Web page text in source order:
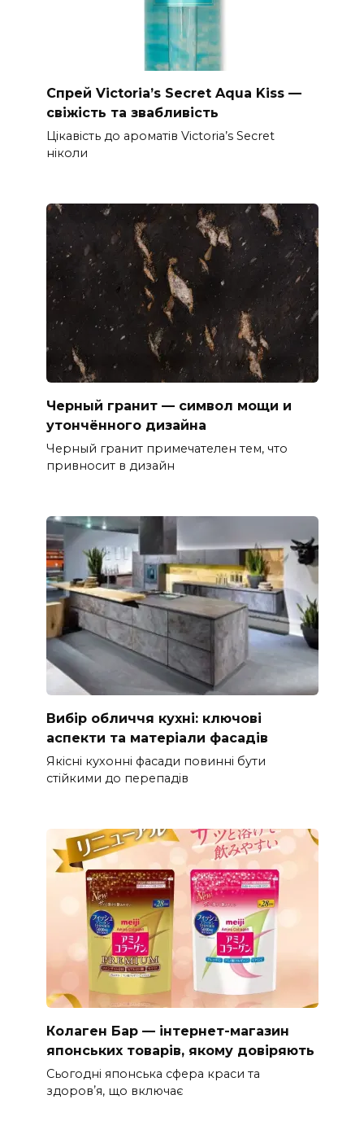
Спрей Victoria’s Secret Aqua Kiss —
свіжість та звабливість
Цікавість до ароматів Victoria’s Secret
ніколи
Черный гранит — символ мощи и
утончённого дизайна
Черный гранит примечателен тем, что
привносит в дизайн
Вибір обличчя кухні: ключові
аспекти та матеріали фасадів
Якісні кухонні фасади повинні бути
стійкими до перепадів
Колаген Бар — інтернет-магазин
японських товарів, якому довіряють
Сьогодні японська сфера краси та
здоровʼя, що включає